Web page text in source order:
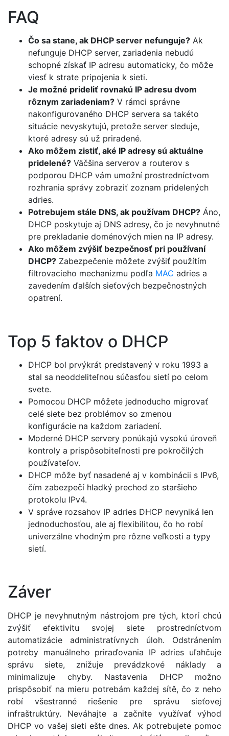
FAQ
Čo sa stane, ak DHCP server nefunguje? Ak
nefunguje DHCP server, zariadenia nebudú
schopné získať IP adresu automaticky, čo môže
viesť k strate pripojenia k sieti.
Je možné prideliť rovnakú IP adresu dvom
rôznym zariadeniam? V rámci správne
nakonfigurovaného DHCP servera sa takéto
situácie nevyskytujú, pretože server sleduje,
ktoré adresy sú už priradené.
Ako môžem zistiť, aké IP adresy sú aktuálne
pridelené? Väčšina serverov a routerov s
podporou DHCP vám umožní prostredníctvom
rozhrania správy zobraziť zoznam pridelených
adries.
Potrebujem stále DNS, ak používam DHCP? Áno,
DHCP poskytuje aj DNS adresy, čo je nevyhnutné
pre prekladanie doménových mien na IP adresy.
Ako môžem zvýšiť bezpečnosť pri používaní
DHCP? Zabezpečenie môžete zvýšiť použítím
filtrovacieho mechanizmu podľa MAC adries a
zavedením ďalších sieťových bezpečnostných
opatrení.
Top 5 faktov o DHCP
DHCP bol prvýkrát predstavený v roku 1993 a
stal sa neoddeliteľnou súčasťou sietí po celom
svete.
Pomocou DHCP môžete jednoducho migrovať
celé siete bez problémov so zmenou
konfigurácie na každom zariadení.
Moderné DHCP servery ponúkajú vysokú úroveň
kontroly a prispôsobiteľnosti pre pokročilých
používateľov.
DHCP môže byť nasadené aj v kombinácii s IPv6,
čím zabezpečí hladký prechod zo staršieho
protokolu IPv4.
V správe rozsahov IP adries DHCP nevyniká len
jednoduchosťou, ale aj flexibilitou, čo ho robí
univerzálne vhodným pre rôzne veľkosti a typy
sietí.
Záver
DHCP je nevyhnutným nástrojom pre tých, ktorí chcú
zvýšiť efektivitu svojej siete prostredníctvom
automatizácie administratívnych úloh. Odstránením
potreby manuálneho priraďovania IP adries uľahčuje
správu siete, znižuje prevádzkové náklady a
minimalizuje chyby. Nastavenia DHCP možno
prispôsobiť na mieru potrebám každej sítě, čo z neho
robí všestranné riešenie pre správu sieťovej
infraštruktúry. Neváhajte a začnite využívať výhod
DHCP vo vašej sieti ešte dnes. Ak potrebujete pomoc